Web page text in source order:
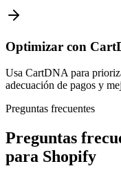
Optimizar con
Usa CartDNA para
adecuación de pagos y
Preguntas frecuentes
Preguntas
para Shopify